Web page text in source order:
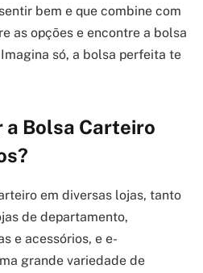
bem e que combine com
as opções e encontre a bolsa
só, a bolsa perfeita te
a Bolsa Carteiro
em diversas lojas, tanto
de departamento,
e acessórios, e e-
grande variedade de